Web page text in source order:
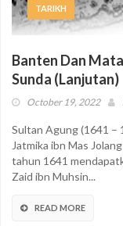
TARIKH
Banten Dan
Sunda (Lanjutan)
October 19, 2022
Sultan Agung (1641 –
Jatmika ibn Mas
tahun 1641
Zaid ibn Muhsin...
READ MORE